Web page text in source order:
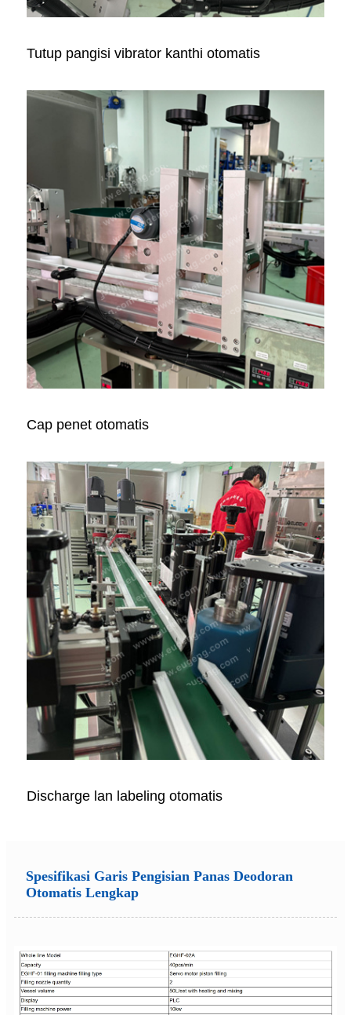
Tutup pangisi vibrator kanthi otomatis
Cap penet otomatis
Discharge lan labeling otomatis
Spesifikasi Garis Pengisian Panas Deodoran
Otomatis Lengkap